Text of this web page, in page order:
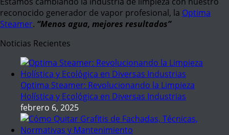
reconocido generador de vapor profesional, la Optima
Steamer. “Menos agua, mejores resultados”
Noticias Recientes
Optima Steamer: Revolucionando la Limpieza
Holística y Ecológica en Diversas Industrias
febrero 6, 2025